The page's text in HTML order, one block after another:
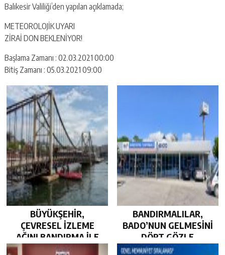
Balıkesir Valiliği’den yapılan açıklamada;
‪METEOROLOJİK UYARI‬
‪ZİRAİ DON BEKLENİYOR!‬
Başlama Zamanı : 02.03.2021 00:00
Bitiş Zamanı : 05.03.2021 09:00
BÜYÜKŞEHİR,
ÇEVRESEL İZLEME
AĞINI BANDIRMA İLE
GÜÇLENDİRDİ…
BANDIRMALILAR,
BADO’NUN GELMESİNİ
DÖRT GÖZLE
BEKLİYOR…